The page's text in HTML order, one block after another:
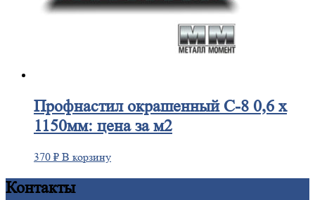
Профнастилокрашенный С-8 0,6 х
1150мм: цена за м2
370 ₽ В корзину
Контакты